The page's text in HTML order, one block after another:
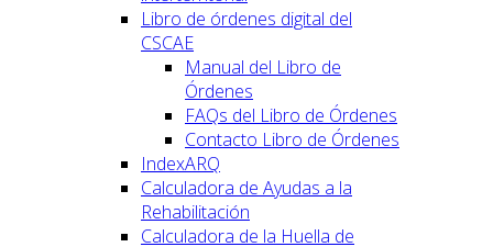
Libro de órdenes digital del
CSCAE
Manual del Libro de
Órdenes
FAQs del Libro de Órdenes
Contacto Libro de Órdenes
IndexARQ
Calculadora de Ayudas a la
Rehabilitación
Calculadora de la Huella de